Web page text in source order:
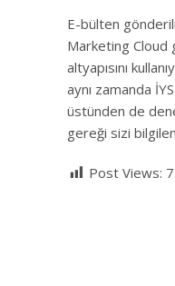
E-bülten
Marketing Cloud
altyapısını
aynı zamanda
üstünden de
gereği sizi
Post Views: